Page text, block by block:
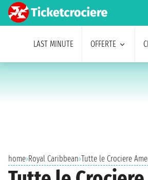
LAST MINUTE OFFERTE
home›Royal Caribbean›Tutte le Crociere